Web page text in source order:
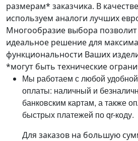
размерам* заказчика. В
используем аналоги лучших
Многообразие выбора
идеальное решение для
функциональности Ваших
*могут быть технические
Мы работаем с любой
оплаты: наличный и
банковским картам, а также
быстрых платежей по qr-коду.
Для заказов на большую